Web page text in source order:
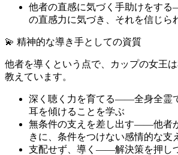
他者の直感に気づく手助けをす
の直感力に気づき、それを信じら
💫 精神的な導き手としての資質
他者を導くという点で、カップの女王
教えています。
深く聴く力を育てる――全身全霊
耳を傾けることを学ぶ
無条件の支えを差し出す――他者
きに、条件をつけない感情的な支
支配せず、導く――解決策を押し